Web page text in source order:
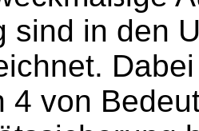
sind in den
4 von